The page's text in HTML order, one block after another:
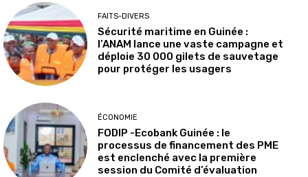
FAITS-DIVERS
Sécurité maritime en Guinée :
l’ANAM lance une vaste campagne et
déploie 30 000 gilets de sauvetage
pour protéger les usagers
ÉCONOMIE
FODIP -Ecobank Guinée : le
processus de financement des PME
est enclenché avec la première
session du Comité d’évaluation